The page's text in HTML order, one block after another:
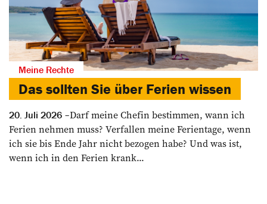
Meine Rechte
Das sollten Sie über Ferien wissen
20. Juli 2026
Darf meine Chefin bestimmen, wann ich
Ferien nehmen muss? Verfallen meine Ferientage, wenn
ich sie bis Ende Jahr nicht bezogen habe? Und was ist,
wenn ich in den Ferien krank...